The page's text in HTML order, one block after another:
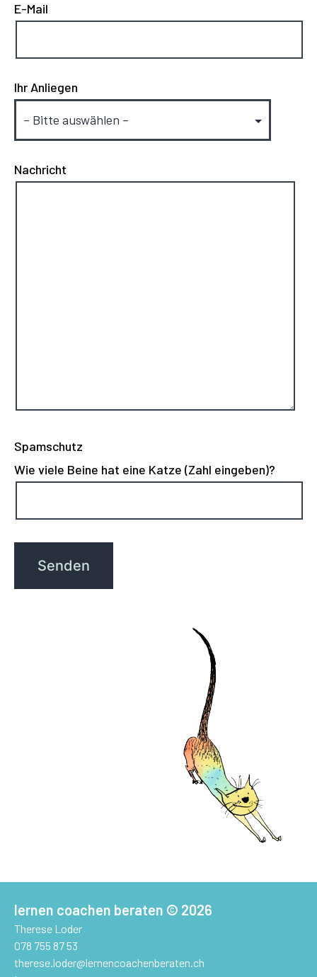
E-Mail
Ihr Anliegen
Nachricht
Spamschutz
Wie viele Beine hat eine Katze (Zahl eingeben)?
lernen coachen beraten © 2026
Therese Loder
078 755 87 53
therese.loder@lernencoachenberaten.ch